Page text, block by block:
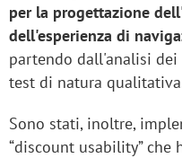
per la progettazione
dell'esperienza di
partendo dall'analisi
test di natura
Sono stati, inoltre,
“discount usability”